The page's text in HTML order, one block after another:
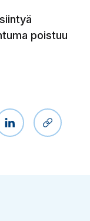
poistuu
Jaa Kopioi